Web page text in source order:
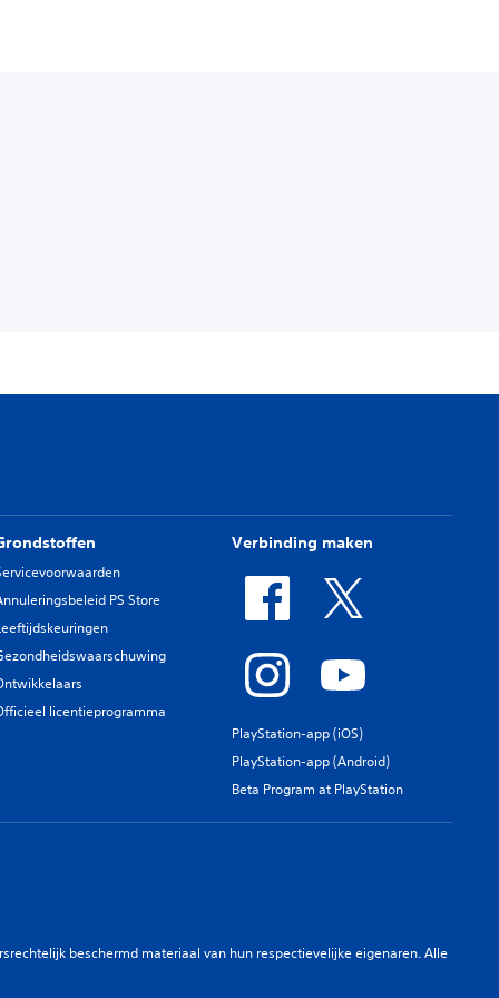
PS Store
licentieprogramma
Verbinding maken
PlayStation-app (iOS)
PlayStation-app (Android)
Beta Program at PlayStation
beschermd materiaal van hun respectievelijke eigenaren. Alle